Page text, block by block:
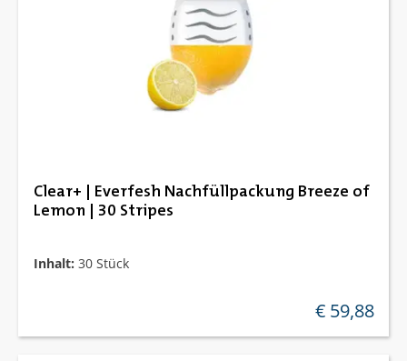
Clear+ | Everfesh Nachfüllpackung Breeze of
Lemon | 30 Stripes
Inhalt: 30 Stück
regulärer
€ 59,88